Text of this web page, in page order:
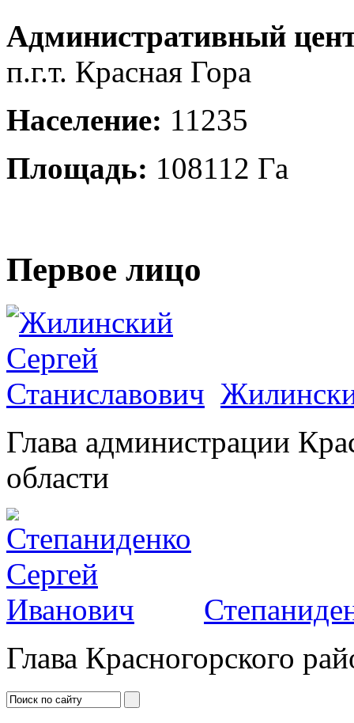
Административный
п.г.т. Красная Гора
Население: 11235
Площадь: 108112 Га
Первое лицо
Глава администрации
области
Глава Красногорского